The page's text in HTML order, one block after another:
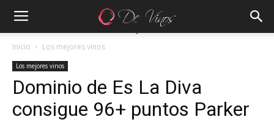
Inicio Los mejores vinos
Los mejores vinos
Dominio de Es La Diva
consigue 96+ puntos Parker